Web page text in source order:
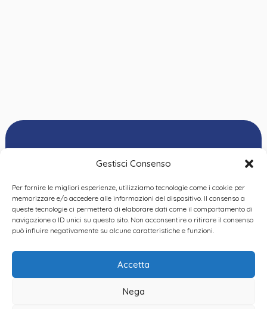
Gestisci Consenso
Per fornire le migliori esperienze, utilizziamo tecnologie come i cookie per
memorizzare e/o accedere alle informazioni del dispositivo. Il consenso a
queste tecnologie ci permetterà di elaborare dati come il comportamento di
navigazione o ID unici su questo sito. Non acconsentire o ritirare il consenso
può influire negativamente su alcune caratteristiche e funzioni.
Accetta
Nega
Privacy Policy|Cookie
Policy|Dichiarazione
Ordine delle
Psicologhe e degli
Psicologi del Piemonte
VIA GIANNONE 8A – 10121
TEL: